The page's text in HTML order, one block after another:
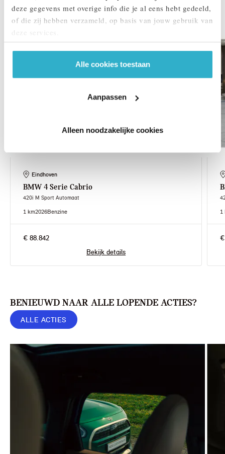
deze gegevens met overige info die je al eens hebt gedeeld,
of die zij hebben verzameld, op basis van jouw gebruik van
deze services.
Alle cookies toestaan
Aanpassen
Alleen noodzakelijke cookies
DEZE ZIJN VERGELIJKBAAR
Eindhoven
BMW 4 Serie Cabrio
420i M Sport Automaat
1 km2026Benzine
€ 88.842
Bekijk details
1
BENIEUWD NAAR ALLE LOPENDE ACTIES?
ALLE ACTIES